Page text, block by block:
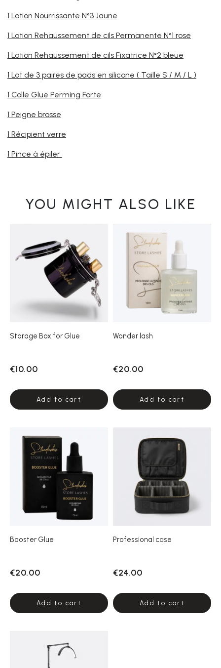
1 Lotion Nourrissante N°3 Jaune
1 Lotion Rehaussement de cils Permanente N°1 rose
1 Lotion Rehaussement de cils Fixatrice N°2 bleue
1 Lot de 3 paires de pads en silicone ( Taille S / M / L )
1 Colle Glue Perming Forte
1 Peigne brosse
1 Récipient verre
1 Pince à épiler
YOU MIGHT ALSO LIKE
Storage Box for Glue
€10.00
Add to cart
Wonder lash
€20.00
Add to cart
Booster Glue
€20.00
Add to cart
Professional case
€24.00
Add to cart